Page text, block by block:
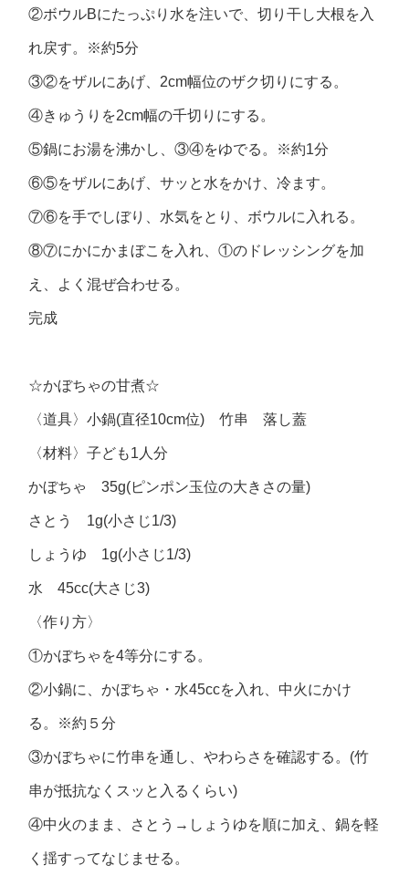
②ボウルBにたっぷり水を注いで、切り干し大根を入
れ戻す。※約5分
③②をザルにあげ、2cm幅位のザク切りにする。
④きゅうりを2cm幅の千切りにする。
⑤鍋にお湯を沸かし、③④をゆでる。※約1分
⑥⑤をザルにあげ、サッと水をかけ、冷ます。
⑦⑥を手でしぼり、水気をとり、ボウルに入れる。
⑧⑦にかにかまぼこを入れ、①のドレッシングを加
え、よく混ぜ合わせる。
完成
☆かぼちゃの甘煮☆
〈道具〉小鍋(直径10cm位) 竹串 落し蓋
〈材料〉子ども1人分
かぼちゃ 35g(ピンポン玉位の大きさの量)
さとう 1g(小さじ1/3)
しょうゆ 1g(小さじ1/3)
水 45cc(大さじ3)
〈作り方〉
①かぼちゃを4等分にする。
②小鍋に、かぼちゃ・水45ccを入れ、中火にかけ
る。※約５分
③かぼちゃに竹串を通し、やわらさを確認する。(竹
串が抵抗なくスッと入るくらい)
④中火のまま、さとう→しょうゆを順に加え、鍋を軽
く揺すってなじませる。